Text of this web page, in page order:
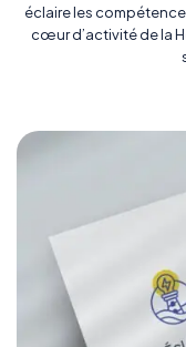
éclaire les
cœur d’activité de la